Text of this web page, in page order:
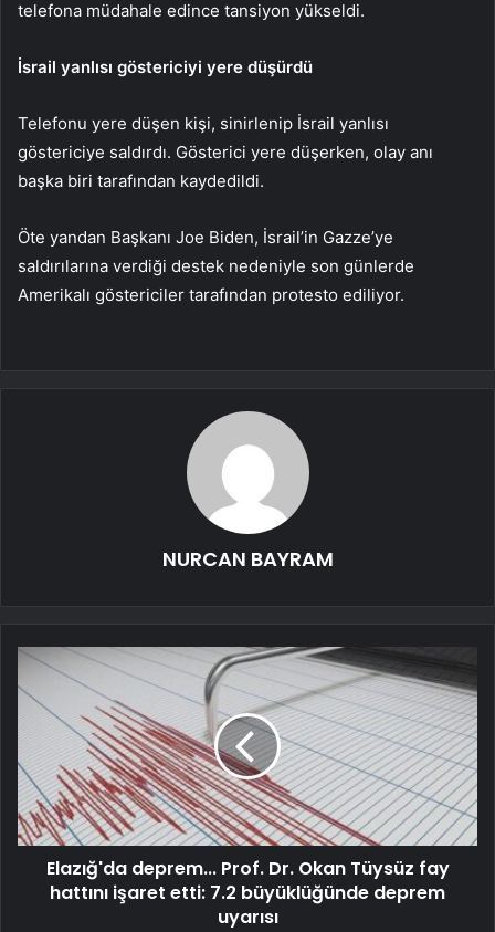
telefona müdahale edince tansiyon yükseldi.
İsrail yanlısı göstericiyi yere düşürdü
Telefonu yere düşen kişi, sinirlenip İsrail yanlısı
göstericiye saldırdı. Gösterici yere düşerken, olay anı
başka biri tarafından kaydedildi.
Öte yandan Başkanı Joe Biden, İsrail’in Gazze’ye
saldırılarına verdiği destek nedeniyle son günlerde
Amerikalı göstericiler tarafından protesto ediliyor.
NURCAN BAYRAM
Elazığ'da deprem... Prof. Dr. Okan Tüysüz fay
hattını işaret etti: 7.2 büyüklüğünde deprem
uyarısı